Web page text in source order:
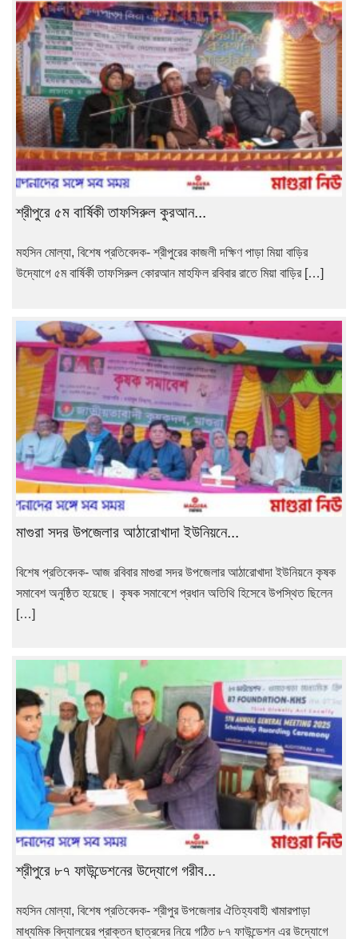
শ্রীপুরে ৫ম বার্ষিকী তাফসিরুল কুরআন...
মহসিন মোল্যা, বিশেষ প্রতিবেদক- শ্রীপুরের কাজলী দক্ষিণ পাড়া মিয়া বাড়ির
উদ্যোগে ৫ম বার্ষিকী তাফসিরুল কোরআন মাহফিল রবিবার রাতে মিয়া বাড়ির […]
মাগুরা সদর উপজেলার আঠারোখাদা ইউনিয়নে...
বিশেষ প্রতিবেদক- আজ রবিবার মাগুরা সদর উপজেলার আঠারোখাদা ইউনিয়নে কৃষক
সমাবেশ অনুষ্ঠিত হয়েছে। কৃষক সমাবেশে প্রধান অতিথি হিসেবে উপস্থিত ছিলেন
[…]
শ্রীপুরে ৮৭ ফাউন্ডেশনের উদ্যোগে গরীব...
মহসিন মোল্যা, বিশেষ প্রতিবেদক- শ্রীপুর উপজেলার ঐতিহ্যবাহী খামারপাড়া
মাধ্যমিক বিদ্যালয়ের প্রাক্তন ছাত্রদের নিয়ে গঠিত ৮৭ ফাউন্ডেশন এর উদ্যোগে